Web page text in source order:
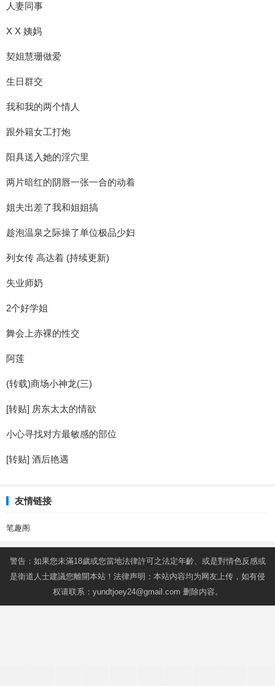
人妻同事
X X 姨妈
契姐慧珊做爱
生日群交
我和我的两个情人
跟外籍女工打炮
阳具送入她的淫穴里
两片暗红的阴唇一张一合的动着
姐夫出差了我和姐姐搞
趁泡温泉之际操了单位极品少妇
列女传 高达着 (持续更新)
失业师奶
2个好学姐
舞会上赤裸的性交
阿莲
(转载)商场小神龙(三)
[转贴] 房东太太的情欲
小心寻找对方最敏感的部位
[转贴] 酒后艳遇
友情链接
笔趣阁
警告：如果您未滿18歲或您當地法律許可之法定年齡、或是對情色反感或
是衛道人士建議您離開本站！法律声明：本站内容均为网友上传，如有侵
权请联系： yundtjoey24@gmail.com 删除内容。